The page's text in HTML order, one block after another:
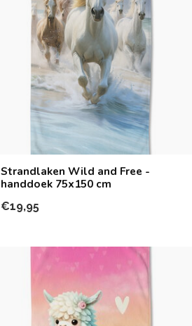
Strandlaken Wild and Free -
handdoek 75x150 cm
€19,95